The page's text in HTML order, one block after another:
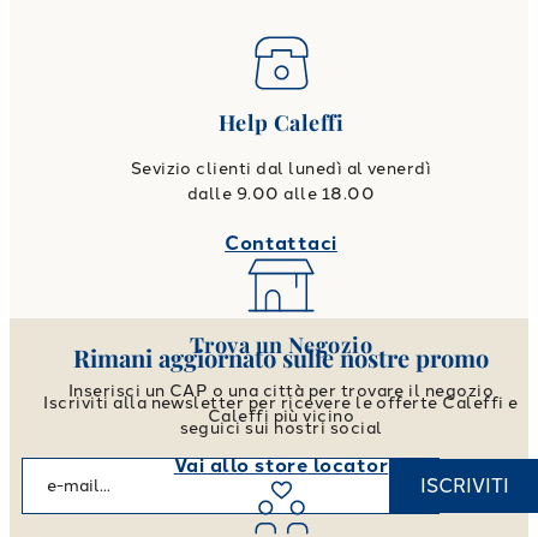
Help Caleffi
Sevizio clienti dal lunedì al venerdì
dalle 9.00 alle 18.00
Contattaci
Trova un Negozio
Inserisci un CAP o una città per trovare il negozio
Caleffi più vicino
Vai allo store locator
Rimani aggiornato sulle nostre promo
Iscriviti alla newsletter per ricevere le offerte Caleffi e
seguici sui nostri social
ISCRIVITI